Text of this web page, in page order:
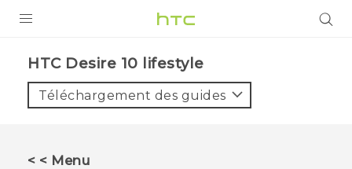
VIVE
HTC Desire 10 lifestyle‎
Téléchargement des guides
< < Menu